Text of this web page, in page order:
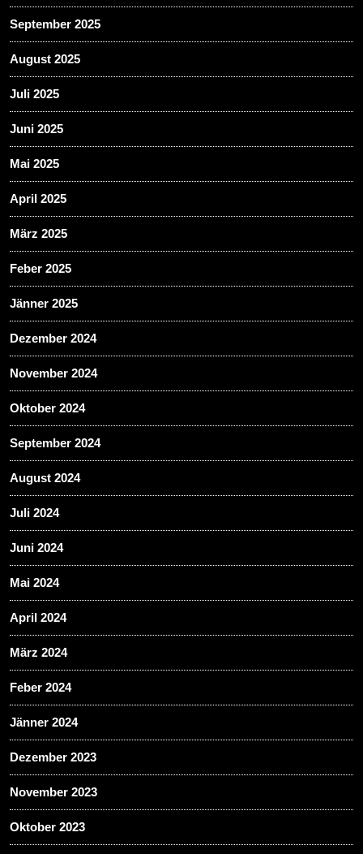
September 2025
August 2025
Juli 2025
Juni 2025
Mai 2025
April 2025
März 2025
Feber 2025
Jänner 2025
Dezember 2024
November 2024
Oktober 2024
September 2024
August 2024
Juli 2024
Juni 2024
Mai 2024
April 2024
März 2024
Feber 2024
Jänner 2024
Dezember 2023
November 2023
Oktober 2023